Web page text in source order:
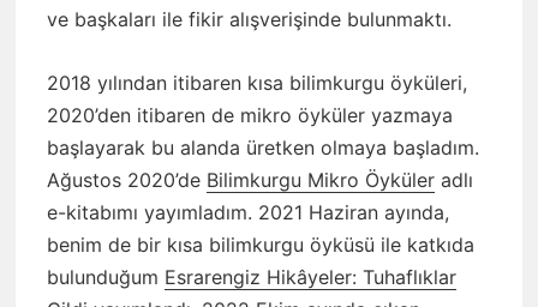
ve başkaları ile fikir alışverişinde bulunmaktı.
2018 yılından itibaren kısa bilimkurgu öyküleri,
2020’den itibaren de mikro öyküler yazmaya
başlayarak bu alanda üretken olmaya başladım.
Ağustos 2020’de Bilimkurgu Mikro Öyküleradlı
e-kitabımı yayımladım. 2021 Haziran ayında,
benim de bir kısa bilimkurgu öyküsü ile katkıda
bulunduğum Esrarengiz Hikâyeler: Tuhaflıklar